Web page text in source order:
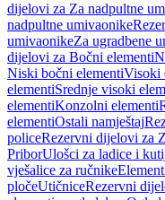
dijelovi za Za nadpultne
nadpultne umivaonike
umivaonikeZa ugradbene
dijelovi za Bočni elementi
Niski bočni elementiVisoki
elementiSrednje visoki
elementiKonzolni elementi
elementiOstali namještaj
policeRezervni dijelovi za
PriborUlošci za ladice i
vješalice za ručnike
pločeUtičniceRezervni